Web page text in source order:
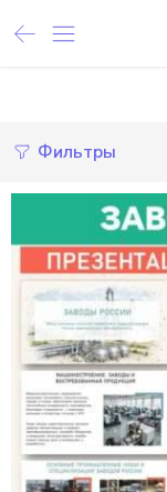
Внимание! При
Фильтры